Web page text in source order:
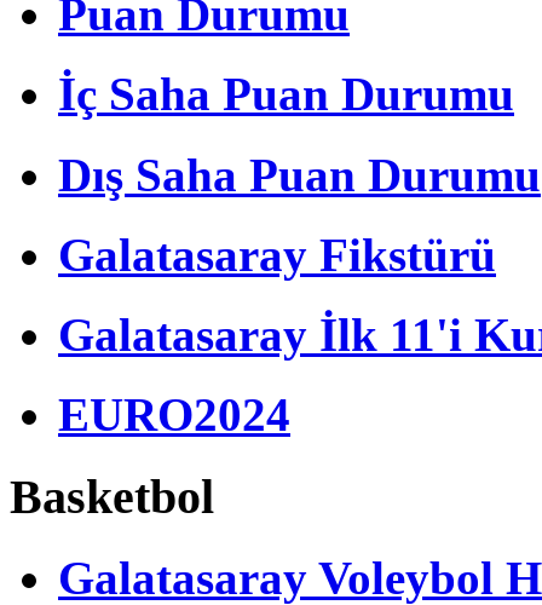
Puan Durumu
İç Saha Puan Durumu
Dış Saha Puan Durumu
Galatasaray Fikstürü
Galatasaray İlk 11'i
EURO2024
Basketbol
Galatasaray Voleybol